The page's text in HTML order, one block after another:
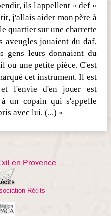
ils l'appellent « def »
j'allais aider mon père à
quartier sur une charrette
aveugles jouaient du daf,
gens leurs donnaient du
ou une petite pièce. C'est
cet instrument. Il est
l'envie d'en jouer est
un copain qui s'appelle
avec lui. (...) »
en Provence
Récits